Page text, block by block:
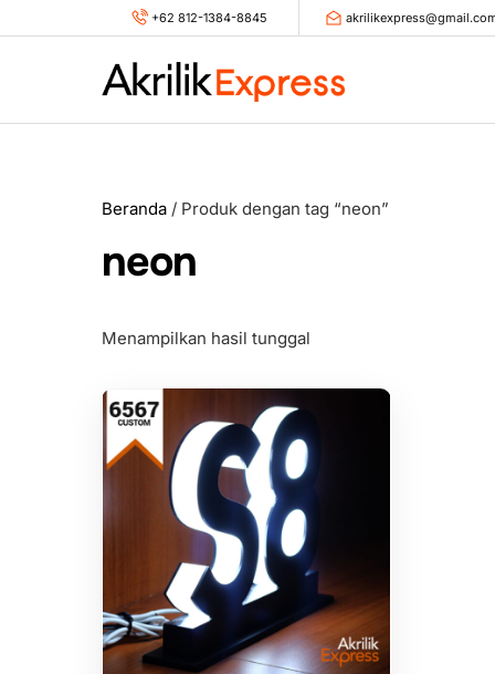
to
+62 812-1384-8845
Beranda / Produk dengan tag “neon”
neon
Menampilkan hasil tunggal